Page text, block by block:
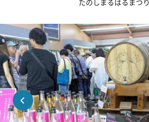
たのしまるはるまつり